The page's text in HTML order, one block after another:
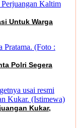
Untuk Warga
Polri Segera
Kukar,